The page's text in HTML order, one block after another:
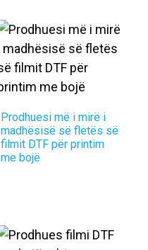
Prodhuesi më i mirë i
madhësisë së fletës së
filmit DTF për printim
me bojë